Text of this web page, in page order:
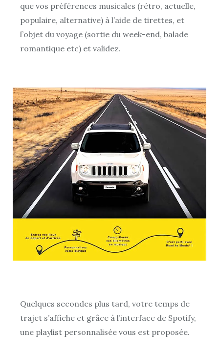
que vos préférences musicales (rétro, actuelle,
populaire, alternative) à l’aide de tirettes, et
l’objet du voyage (sortie du week-end, balade
romantique etc) et validez.
Quelques secondes plus tard, votre temps de
trajet s’affiche et grâce à l’interface de Spotify,
une playlist personnalisée vous est proposée.